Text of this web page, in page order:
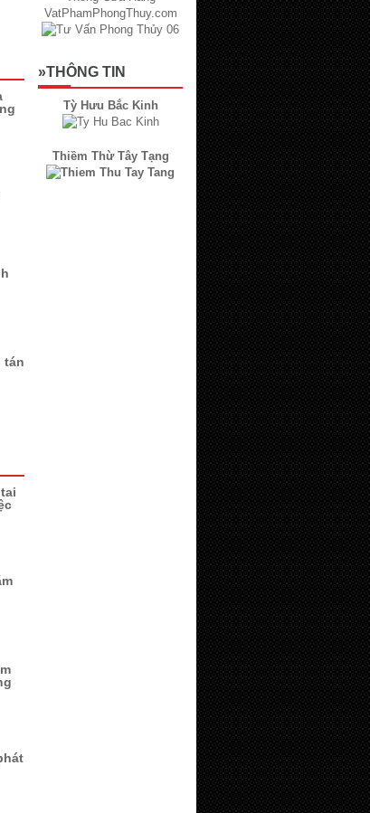
tán
»THÔNG TIN
Tỳ Hưu Bắc Kinh
Thiềm Thừ Tây Tạng